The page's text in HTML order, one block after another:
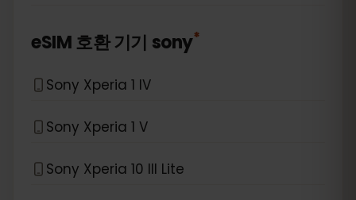
eSIM 호환 기기 sony*
Sony Xperia 1 IV
Sony Xperia 1 V
Sony Xperia 10 III Lite